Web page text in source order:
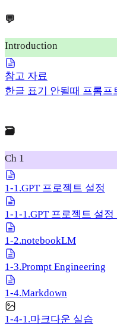
💬
Introduction
참고 자료
한글 표기 안될때 프롬프
🗃️
Ch 1
1-1.GPT 프로젝트 설정
1-1-1.GPT 프로젝트 설
1-2.notebookLM
1-3.Prompt Engineering
1-4.Markdown
1-4-1.마크다운 실습